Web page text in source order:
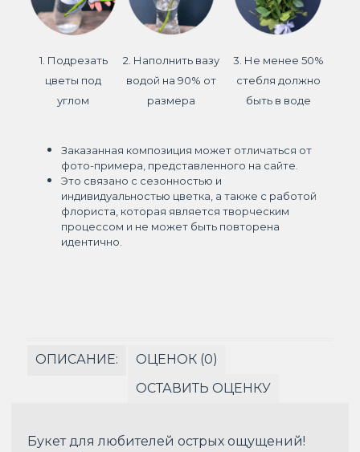
1. Подрезать
цветы под
углом
2. Наполнить вазу
водой на 90% от
размера
3. Не менее 50%
стебля должно
быть в воде
Заказанная композиция может отличаться от
фото-примера, представленного на сайте.
Это связано с сезонностью и
индивидуальностью цветка, а также с работой
флориста, которая является творческим
процессом и не может быть повторена
идентично.
ОПИСАНИЕ:
ОЦЕНОК (0)
ОСТАВИТЬ ОЦЕНКУ
Букет для любителей острых ощущений!